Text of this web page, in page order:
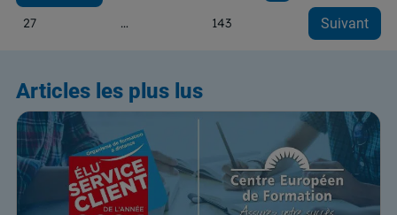
27 … 143 Suivant
Articles les plus lus